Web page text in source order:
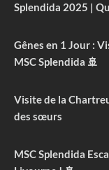
Splendida 2025 |
Gênes en 1 Jour :
MSC Splendida 🚢
Visite de la
des sœurs
MSC Splendida